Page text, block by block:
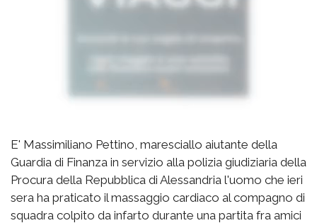
E' Massimiliano Pettino, maresciallo aiutante della
Guardia di Finanza in servizio alla polizia giudiziaria della
Procura della Repubblica di Alessandria l'uomo che ieri
sera ha praticato il massaggio cardiaco al compagno di
squadra colpito da infarto durante una partita fra amici